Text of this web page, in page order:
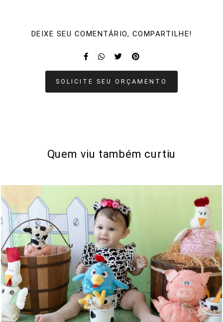
DEIXE SEU COMENTÁRIO, COMPARTILHE!
SOLICITE SEU ORÇAMENTO
Quem viu também curtiu
486 0